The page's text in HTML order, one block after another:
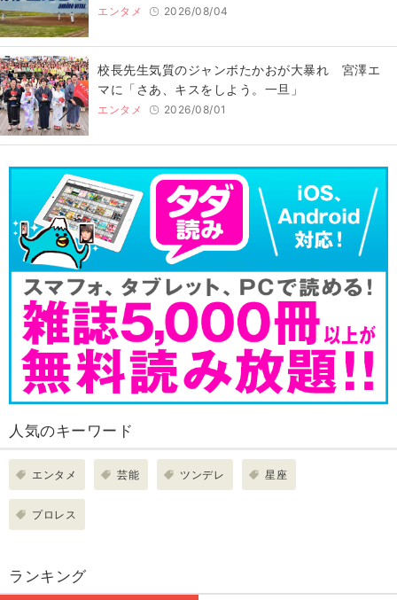
エンタメ 2026/08/04
校長先生気質のジャンボたかおが大暴れ 宮澤エ
マに「さあ、キスをしよう。一旦」
エンタメ 2026/08/01
人気のキーワード
エンタメ 芸能 ツンデレ 星座
プロレス
ランキング